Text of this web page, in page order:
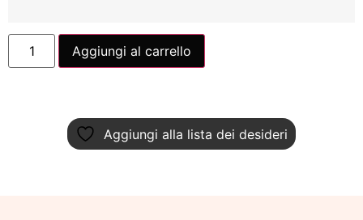
Aggiungi al carrello
Aggiungi alla lista dei desideri